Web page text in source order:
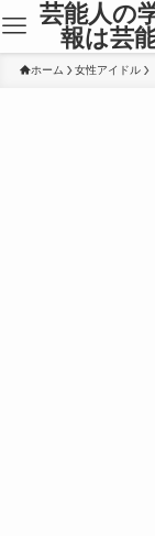
芸能人の
報は芸
ホーム 女性アイドル